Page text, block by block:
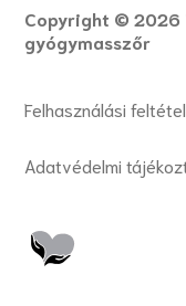
Copyright © 2026
gyógymasszőr
Felhasználási
Adatvédelmi